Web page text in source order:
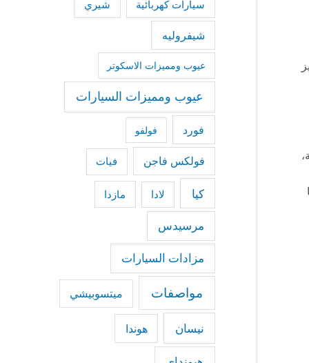
سيارات كهربائية شيري
شيفروليه
عيوب ومميزات الاسكوتر
عيوب ومميزات السيارات
فورد فولفو
فولكس فاجن فيات
كيا لادا مازدا
مرسيدس
مزادات السيارات
مواصفات ميتسوبيشي
نيسان هوندا